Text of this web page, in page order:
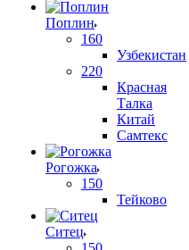
Поплин
160
Узбекистан
220
Красная
Талка
Китай
Самтекс
Рогожка
150
Тейково
Ситец